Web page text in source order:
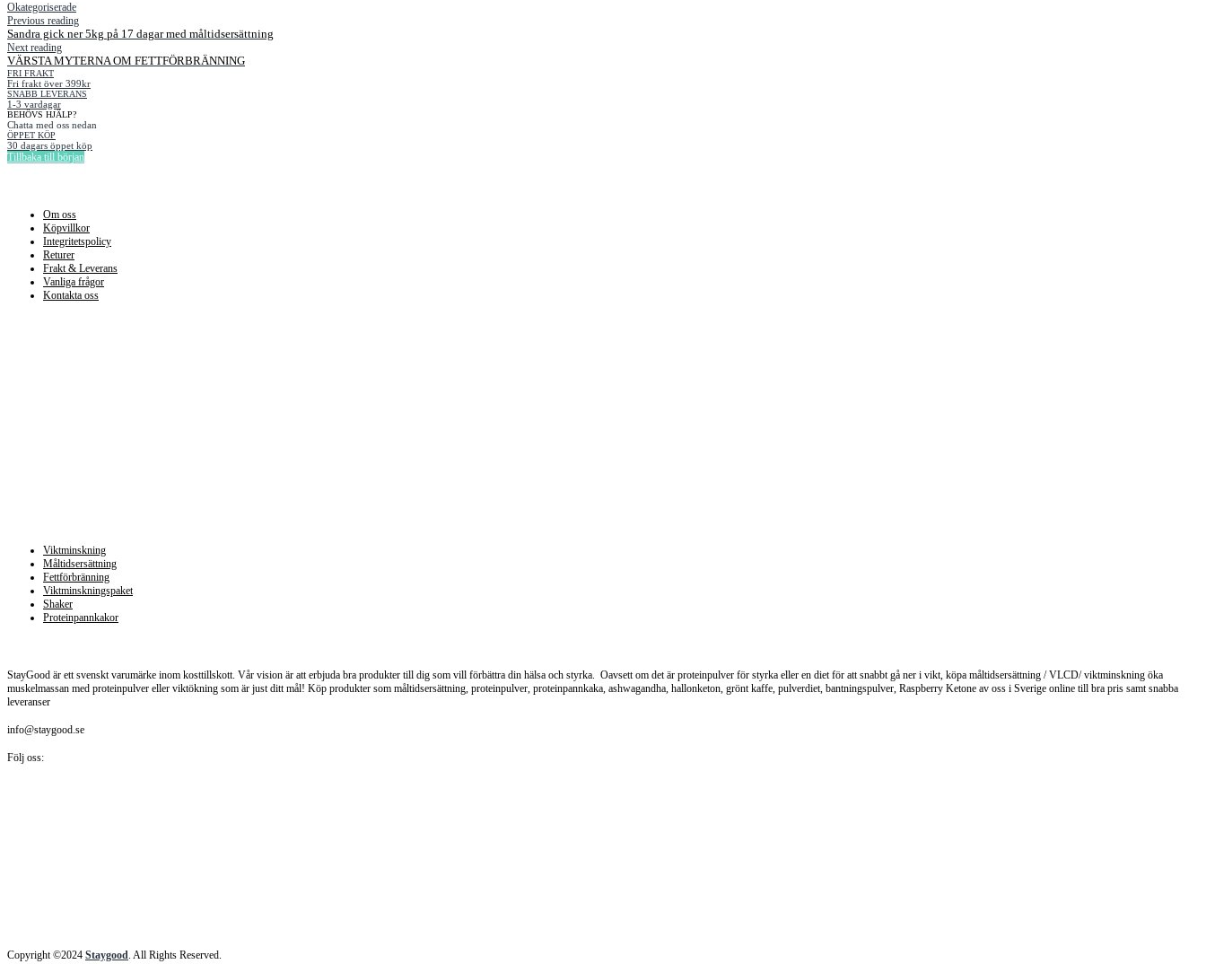
Okategoriserade
Previous reading
Sandra gick ner 5kg på 17 dagar med måltidsersättning
Next reading
VÄRSTA MYTERNA OM FETTFÖRBRÄNNING
FRI FRAKT
Fri frakt över 399kr
SNABB LEVERANS
1-3 vardagar
BEHÖVS HJÄLP?
Chatta med oss nedan
ÖPPET KÖP
30 dagars öppet köp
Tillbaka till början
Om oss
Köpvillkor
Integritetspolicy
Returer
Frakt & Leverans
Vanliga frågor
Kontakta oss
Viktminskning
Måltidsersättning
Fettförbränning
Viktminskningspaket
Shaker
Proteinpannkakor
StayGood är ett svenskt varumärke inom kosttillskott. Vår vision är att erbjuda bra produkter till dig som vill förbättra din hälsa och styrka. Oavsett om det är proteinpulver för styrka eller en diet för att snabbt gå ner i vikt, köpa måltidsersättning / VLCD/ viktminskning öka
muskelmassan med proteinpulver eller viktökning som är just ditt mål! Köp produkter som måltidsersättning, proteinpulver, proteinpannkaka, ashwagandha, hallonketon, grönt kaffe, pulverdiet, bantningspulver, Raspberry Ketone av oss i Sverige online till bra pris samt snabba
leveranser
info@staygood.se
Följ oss:
Copyright ©2024 Staygood. All Rights Reserved.